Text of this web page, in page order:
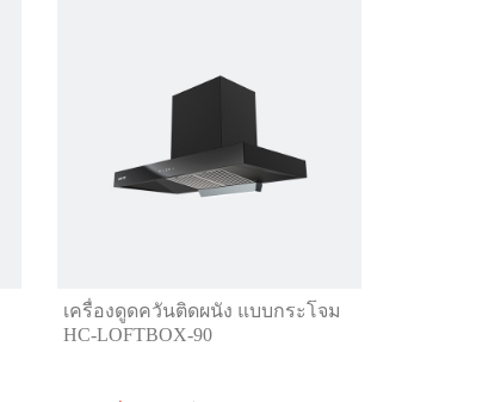
เครื่องดูดควันติดผนัง แบบกระโจม
HC-LOFTBOX-90